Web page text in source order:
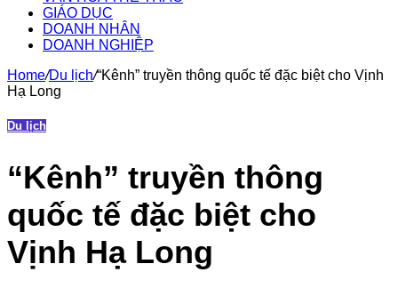
GIÁO DỤC
DOANH NHÂN
DOANH NGHIỆP
Home/Du lịch/“Kênh” truyền thông quốc tế đặc biệt cho Vịnh
Hạ Long
Du lịch
“Kênh” truyền thông
quốc tế đặc biệt cho
Vịnh Hạ Long